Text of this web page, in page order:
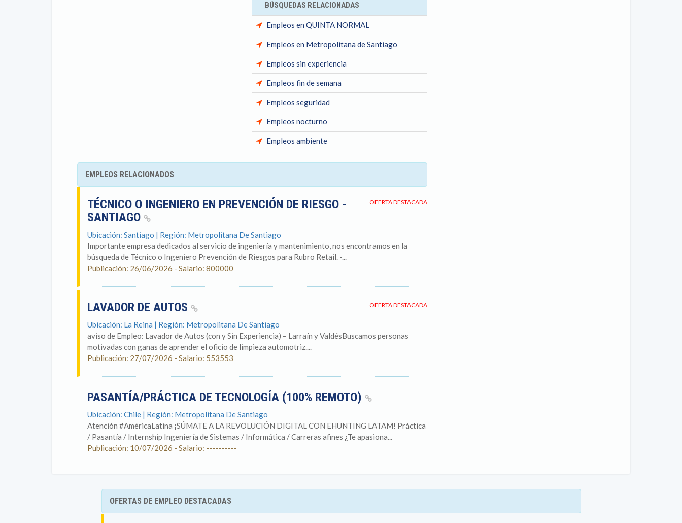
BÚSQUEDAS RELACIONADAS
Empleos en QUINTA NORMAL
Empleos en Metropolitana de Santiago
Empleos sin experiencia
Empleos fin de semana
Empleos seguridad
Empleos nocturno
Empleos ambiente
EMPLEOS RELACIONADOS
OFERTA DESTACADA
TÉCNICO O INGENIERO EN PREVENCIÓN DE RIESGO -
SANTIAGO
Ubicación: Santiago | Región: Metropolitana De Santiago
Importante empresa dedicados al servicio de ingeniería y mantenimiento, nos encontramos en la
búsqueda de Técnico o Ingeniero Prevención de Riesgos para Rubro Retail. -...
Publicación: 26/06/2026 - Salario: 800000
OFERTA DESTACADA
LAVADOR DE AUTOS
Ubicación: La Reina | Región: Metropolitana De Santiago
aviso de Empleo: Lavador de Autos (con y Sin Experiencia) – Larraín y ValdésBuscamos personas
motivadas con ganas de aprender el oficio de limpieza automotriz....
Publicación: 27/07/2026 - Salario: 553553
PASANTÍA/PRÁCTICA DE TECNOLOGÍA (100% REMOTO)
Ubicación: Chile | Región: Metropolitana De Santiago
Atención #AméricaLatina ¡SÚMATE A LA REVOLUCIÓN DIGITAL CON EHUNTING LATAM! Práctica
/ Pasantía / Internship Ingeniería de Sistemas / Informática / Carreras afines ¿Te apasiona...
Publicación: 10/07/2026 - Salario: ----------
OFERTAS DE EMPLEO DESTACADAS